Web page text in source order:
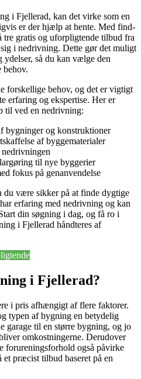
i Fjellerad, kan det virke som en
er der hjælp at hente. Med find-
tre gratis og uforpligtende tilbud fra
i nedrivning. Dette gør det muligt
ydelser, så du kan vælge den
behov.
behov, og det er vigtigt
erfaring og ekspertise. Her er
til ved en nedrivning:
bygninger og konstruktioner
af byggematerialer
til nye byggerier
fokus på genanvendelse
du være sikker på at finde dygtige
erfaring med nedrivning og kan
din søgning i dag, og få ro i
i Fjellerad håndteres af
i Fjellerad?
i pris afhængigt af flere faktorer.
typen af bygning en betydelig
garage til en større bygning, og jo
omkostningerne. Derudover
forureningsforhold også påvirke
præcist tilbud baseret på en